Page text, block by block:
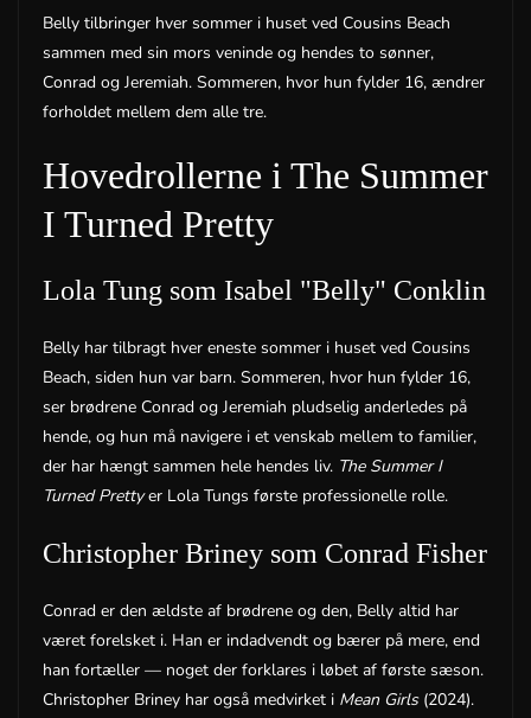
Belly tilbringer hver sommer i huset ved Cousins Beach
sammen med sin mors veninde og hendes to sønner,
Conrad og Jeremiah. Sommeren, hvor hun fylder 16, ændrer
forholdet mellem dem alle tre.
Hovedrollerne i The Summer
I Turned Pretty
Lola Tung som Isabel "Belly" Conklin
Belly har tilbragt hver eneste sommer i huset ved Cousins
Beach, siden hun var barn. Sommeren, hvor hun fylder 16,
ser brødrene Conrad og Jeremiah pludselig anderledes på
hende, og hun må navigere i et venskab mellem to familier,
der har hængt sammen hele hendes liv. The Summer I
Turned Prettyer Lola Tungs første professionelle rolle.
Christopher Briney som Conrad Fisher
Conrad er den ældste af brødrene og den, Belly altid har
været forelsket i. Han er indadvendt og bærer på mere, end
han fortæller — noget der forklares i løbet af første sæson.
Christopher Briney har også medvirket i Mean Girls(2024).